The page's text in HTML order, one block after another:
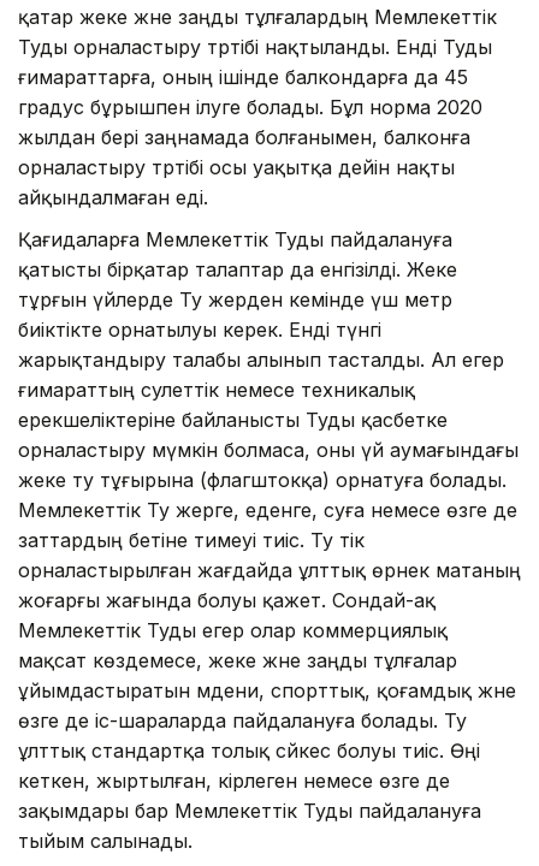
қатар жеке және заңды тұлғалардың Мемлекеттік
Туды орналастыру тәртібі нақтыланды. Енді Туды
ғимараттарға, оның ішінде балкондарға да 45
градус бұрышпен ілуге болады. Бұл норма 2020
жылдан бері заңнамада болғанымен, балконға
орналастыру тәртібі осы уақытқа дейін нақты
айқындалмаған еді.
Қағидаларға Мемлекеттік Туды пайдалануға
қатысты бірқатар талаптар да енгізілді. Жеке
тұрғын үйлерде Ту жерден кемінде үш метр
биіктікте орнатылуы керек. Енді түнгі
жарықтандыру талабы алынып тасталды. Ал егер
ғимараттың сәулеттік немесе техникалық
ерекшеліктеріне байланысты Туды қасбетке
орналастыру мүмкін болмаса, оны үй аумағындағы
жеке ту тұғырына (флагштокқа) орнатуға болады.
Мемлекеттік Ту жерге, еденге, суға немесе өзге де
заттардың бетіне тимеуі тиіс. Ту тік
орналастырылған жағдайда ұлттық өрнек матаның
жоғарғы жағында болуы қажет. Сондай-ақ
Мемлекеттік Туды егер олар коммерциялық
мақсат көздемесе, жеке және заңды тұлғалар
ұйымдастыратын мәдени, спорттық, қоғамдық және
өзге де іс-шараларда пайдалануға болады. Ту
ұлттық стандартқа толық сәйкес болуы тиіс. Өңі
кеткен, жыртылған, кірлеген немесе өзге де
зақымдары бар Мемлекеттік Туды пайдалануға
тыйым салынады.